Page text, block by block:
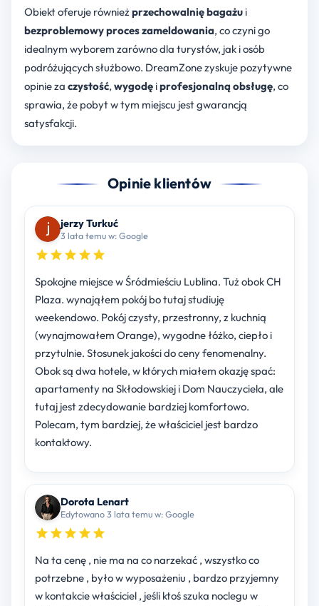
Obiekt oferuje równieżprzechowalnię bagażui
bezproblemowy proces zameldowania, co czyni go
idealnym wyborem zarówno dla turystów, jak i osób
podróżujących służbowo. DreamZone zyskuje pozytywne
opinie za czystość, wygodęiprofesjonalną obsługę, co
sprawia, że pobyt w tym miejscu jest gwarancją
satysfakcji.
Opinie klientów
jerzy Turkuć
3 lata temu w: Google
Spokojne miejsce w Śródmieściu Lublina. Tuż obok CH
Plaza. wynająłem pokój bo tutaj studiuję
weekendowo. Pokój czysty, przestronny, z kuchnią
(wynajmowałem Orange), wygodne łóżko, ciepło i
przytulnie. Stosunek jakości do ceny fenomenalny.
Obok są dwa hotele, w których miałem okazję spać:
apartamenty na Skłodowskiej i Dom Nauczyciela, ale
tutaj jest zdecydowanie bardziej komfortowo.
Polecam, tym bardziej, że właściciel jest bardzo
kontaktowy.
Dorota Lenart
Edytowano 3 lata temu w: Google
Na ta cenę , nie ma na co narzekać , wszystko co
potrzebne , było w wyposażeniu , bardzo przyjemny
w kontakcie właściciel , jeśli ktoś szuka noclegu w